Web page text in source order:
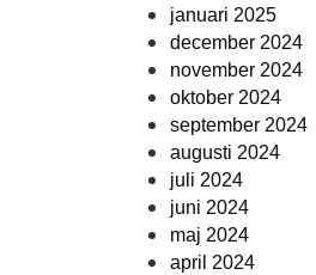
januari 2025
december 2024
november 2024
oktober 2024
september 2024
augusti 2024
juli 2024
juni 2024
maj 2024
april 2024